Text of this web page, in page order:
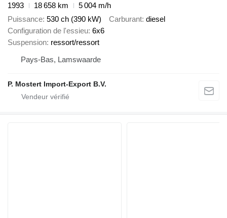
1993
18 658 km
5 004 m/h
Puissance 530 ch (390 kW) Carburant diesel
Configuration de l'essieu 6x6
Suspension ressort/ressort
Pays-Bas, Lamswaarde
P. Mostert Import-Export B.V.